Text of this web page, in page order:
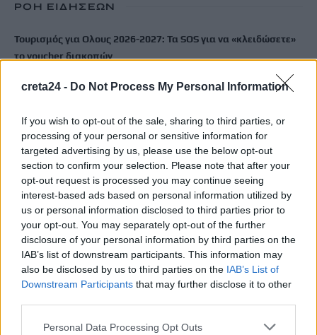
creta24 - Do Not Process My Personal Information
If you wish to opt-out of the sale, sharing to third parties, or
processing of your personal or sensitive information for
targeted advertising by us, please use the below opt-out
section to confirm your selection. Please note that after your
opt-out request is processed you may continue seeing
interest-based ads based on personal information utilized by
us or personal information disclosed to third parties prior to
your opt-out. You may separately opt-out of the further
disclosure of your personal information by third parties on the
IAB’s list of downstream participants. This information may
also be disclosed by us to third parties on the IAB’s List of
Downstream Participants that may further disclose it to other
Personal Data Processing Opt Outs
ΡΟΗ ΕΙΔΗΣΕΩΝ
Τουρισμός για Ολους 2026-2027: Τα SOS για να «κλειδώσετε»
το voucher διακοπών
8 Αυγούστου, 2026
Βαρύ πένθος για τον Μέσι: «Έφυγε» από τη ζωή ο πατέρας του
8 Αυγούστου, 2026
Χανιά: Αναστάτωση από φωτιά κοντά σε σπίτια
8 Αυγούστου, 2026
Σε 57χρονη γυναίκα ανήκει η σορός στον Λυκαβηττό